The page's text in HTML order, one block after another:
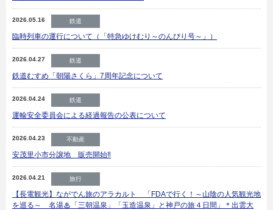
2026.05.16 鉄道
臨時列車の運行について（「特急ゆけむり～のんびり号～」）
2026.04.27 鉄道
鉄道むすめ「朝陽さくら」7周年記念について
2026.04.24 鉄道
運輸安全委員会による経過報告の公表について
2026.04.23 不動産
安茂里小市分譲地 販売開始‼
2026.04.21 旅行
【長電観光】ながでん旅のアラカルト 「FDAで行く！～山陰の人気観光地
を巡る～ 名湯♨「三朝温泉」「玉造温泉」と神戸の旅４日間」＊出雲大